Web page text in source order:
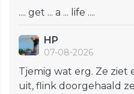
.... get ... a ... life ....
HP
07-08-2026
Tjemig wat erg. Ze ziet
uit, flink doorgehaald